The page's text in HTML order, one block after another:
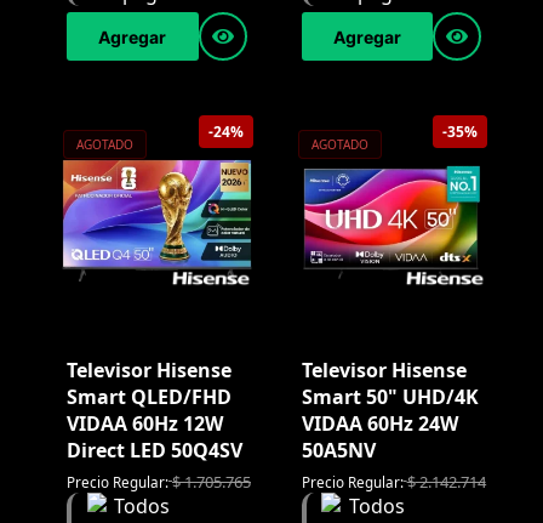
Agregar Agregar
-24%
AGOTADO
Televisor Hisense
Smart QLED/FHD
VIDAA 60Hz 12W
Direct LED 50Q4SV
Precio Regular:$1.705.765
-35%
AGOTADO
Televisor Hisense
Smart 50" UHD/4K
VIDAA 60Hz 24W
50A5NV
Precio Regular:$2.142.714